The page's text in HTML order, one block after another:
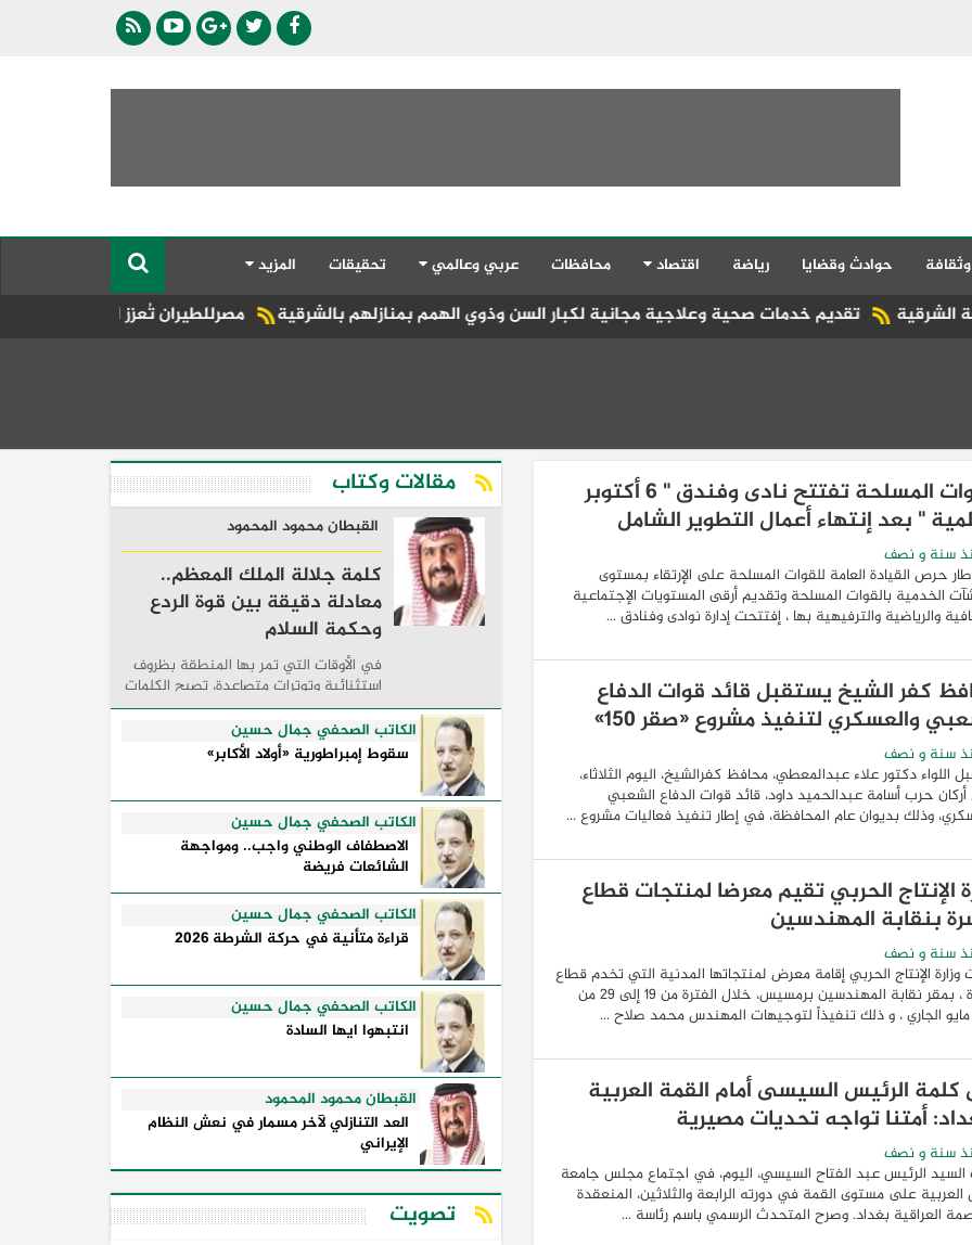
حوادث وقضايا رياضة اقتصاد محافظات عربي وعالمي تحقيقات المزيد
مصرللطيران تُعزز الحركة السياحية إلى المقاصد خدمات صحية وعلاجية مجانية لكبار السن وذوي الهمم بمنازلهم بالشرقية
القوات المسلحة تفتتح نادى وفندق " 6 أكتوبر
" بعد إنتهاء أعمال التطوير الشامل
سنة و نصف
حرص القيادة العامة للقوات المسلحة على الإرتقاء بمستوى
الخدمية بالقوات المسلحة وتقديم أرقى المستويات الإجتماعية
والرياضية والترفيهية بها ، إفتتحت إدارة نوادى وفنادق ...
كفر الشيخ يستقبل قائد قوات الدفاع
والعسكري لتنفيذ مشروع «صقر 150»
سنة و نصف
اللواء دكتور علاء عبدالمعطي، محافظ كفرالشيخ، اليوم الثلاثاء،
أركان حرب أسامة عبدالحميد داود، قائد قوات الدفاع الشعبي
وذلك بديوان عام المحافظة، في إطار تنفيذ فعاليات مشروع ...
الإنتاج الحربي تقيم معرضا لمنتجات قطاع
بنقابة المهندسين
سنة و نصف
وزارة الإنتاج الحربي إقامة معرض لمنتجاتها المدنية التي تخدم قطاع
الأسرة ، بمقر نقابة المهندسين برمسيس، خلال الفترة من 19 إلى 29 من
الجاري ، و ذلك تنفيذاً لتوجيهات المهندس محمد صلاح ...
الرئيس السيسى أمام القمة العربية
أمتنا تواجه تحديات مصيرية
سنة و نصف
السيد الرئيس عبد الفتاح السيسي، اليوم، في اجتماع مجلس جامعة
العربية على مستوى القمة في دورته الرابعة والثلاثين، المنعقدة
العراقية بغداد. وصرح المتحدث الرسمي باسم رئاسة ...
مقالات وكتاب
القبطان محمود المحمود
كلمة جلالة الملك المعظم..
معادلة دقيقة بين قوة الردع
وحكمة السلام
في الأوقات التي تمر بها المنطقة بظروف
استثنائية وتوترات متصاعدة، تصبح الكلمات
السياسية أكثر من مجرد مواقف معلنة؛ فهي
تكشف طريقة تفكير الدول، وكيفية إدارتها
للأزمات، والحدود التي تفصل بين القوة ...
الكاتب الصحفي جمال حسين
سقوط إمبراطورية «أولاد الأكابر»
الكاتب الصحفي جمال حسين
الاصطفاف الوطني واجب.. ومواجهة
الشائعات فريضة
الكاتب الصحفي جمال حسين
قراءة متأنية في حركة الشرطة 2026
الكاتب الصحفي جمال حسين
انتبهوا ايها السادة
القبطان محمود المحمود
العد التنازلي لآخر مسمار في نعش النظام
الإيراني
تصويت